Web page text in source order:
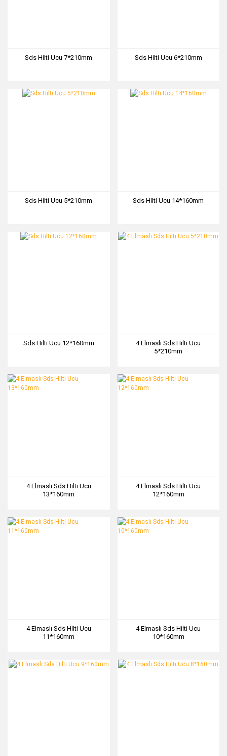
Sds Hilti Ucu 7*210mm Sds Hilti Ucu 6*210mm
Sds Hilti Ucu 5*210mm Sds Hilti Ucu 14*160mm
Sds Hilti Ucu 12*160mm
4 Elmaslı Sds Hilti Ucu
5*210mm
4 Elmaslı Sds Hilti Ucu
13*160mm
4 Elmaslı Sds Hilti Ucu
12*160mm
4 Elmaslı Sds Hilti Ucu
11*160mm
4 Elmaslı Sds Hilti Ucu
10*160mm